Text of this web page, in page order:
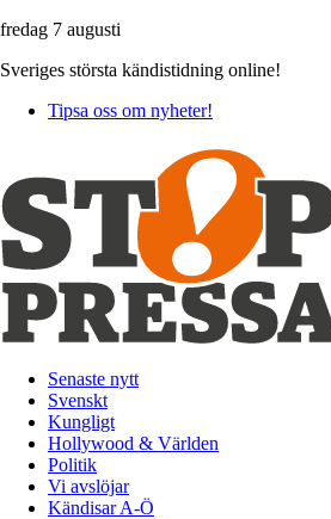
fredag 7 augusti
Sveriges största kändistidning online!
Tipsa oss om nyheter!
Senaste nytt
Svenskt
Kungligt
Hollywood & Världen
Politik
Vi avslöjar
Kändisar A-Ö